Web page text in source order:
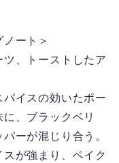
ート＞
、トーストしたア
イスの効いたポー
、ブラックベリ
ーが混じり合う。
が強まり、ベイク